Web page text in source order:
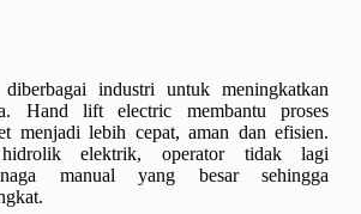
industri untuk meningkatkan
Hand lift electric membantu proses
menjadi lebih cepat, aman dan efisien.
elektrik, operator tidak lagi
manual yang besar sehingga